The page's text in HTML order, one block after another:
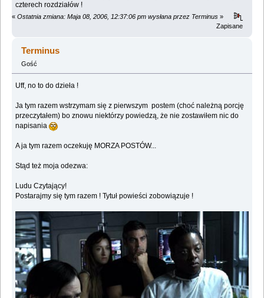
czterech rozdziałów !
« Ostatnia zmiana: Maja 08, 2006, 12:37:06 pm wysłana przez Terminus »
Zapisane
Terminus
Gość
Uff, no to do dzieła !
Ja tym razem wstrzymam się z pierwszym postem (choć należną porcję
przeczytałem) bo znowu niektórzy powiedzą, że nie zostawiłem nic do
napisania
A ja tym razem oczekuję MORZA POSTÓW...
Stąd też moja odezwa:
Ludu Czytający!
Postarajmy się tym razem ! Tytuł powieści zobowiązuje !